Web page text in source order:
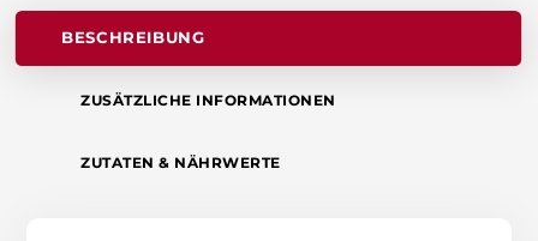
BESCHREIBUNG
ZUSÄTZLICHE INFORMATIONEN
ZUTATEN & NÄHRWERTE